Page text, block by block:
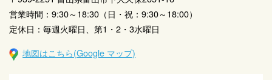
営業時間：9:30～18:30（日・祝：9:30～18:00）
定休日：毎週火曜日、第1・2・3水曜日
地図はこちら(Google マップ)